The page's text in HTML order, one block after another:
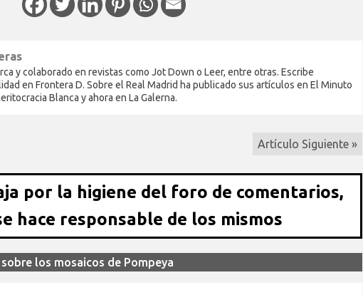
y colaborado en revistas como Jot Down o Leer, entre otras. Escribe
en Frontera D. Sobre el Real Madrid ha publicado sus artículos en El Minuto
Blanca y ahora en La Galerna.
Artículo Siguiente »
por la higiene del foro de comentarios,
hace responsable de los mismos
los mosaicos de Pompeya